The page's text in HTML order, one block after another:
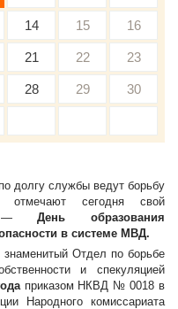
14 15 16
21 22 23
28 29 30
долгу службы ведут борьбу
отмечают сегодня свой
—День образования
в системе МВД.
Отдел по борьбе
и спекуляцией
приказом НКВД № 0018 в
Народного комиссариата